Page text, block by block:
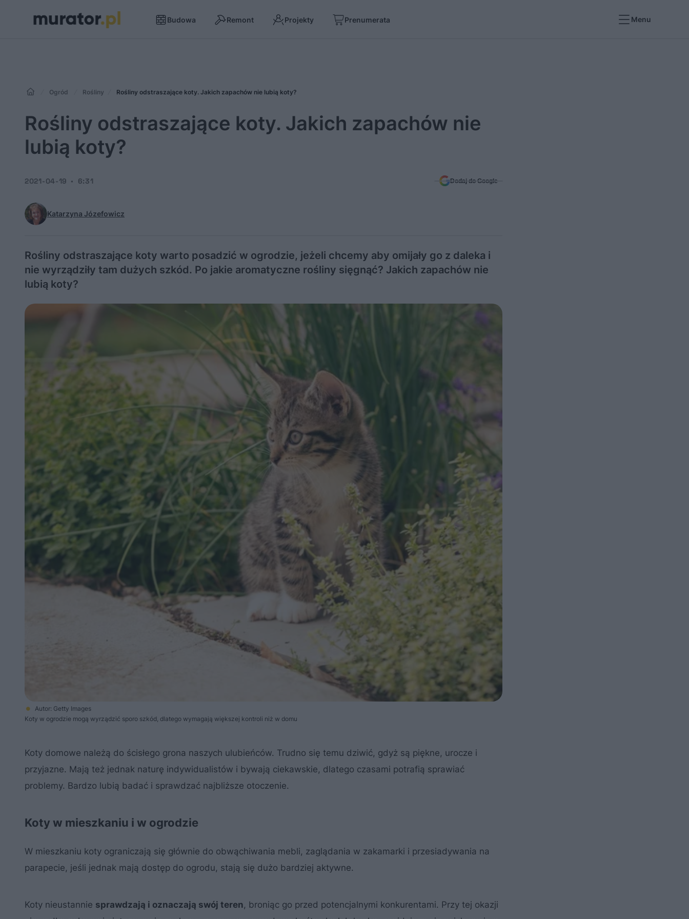
Budowa Remont Projekty Prenumerata Menu
Ogród Rośliny Rośliny odstraszające koty. Jakich zapachów nie lubią koty?
Rośliny odstraszające koty. Jakich zapachów nie
lubią koty?
Katarzyna Józefowicz
2021-04-19 6:31 Dodaj do Google
Rośliny odstraszające koty warto posadzić w ogrodzie, jeżeli chcemy aby omijały go z daleka i
nie wyrządziły tam dużych szkód. Po jakie aromatyczne rośliny sięgnąć? Jakich zapachów nie
lubią koty?
Autor: Getty Images
Koty w ogrodzie mogą wyrządzić sporo szkód, dlatego wymagają większej kontroli niż w domu
Koty domowe należą do ścisłego grona naszych ulubieńców. Trudno się temu dziwić, gdyż są piękne, urocze i
przyjazne. Mają też jednak naturę indywidualistów i bywają ciekawskie, dlatego czasami potrafią sprawiać
problemy. Bardzo lubią badać i sprawdzać najbliższe otoczenie.
Koty w mieszkaniu i w ogrodzie
W mieszkaniu koty ograniczają się głównie do obwąchiwania mebli, zaglądania w zakamarki i przesiadywania na
parapecie, jeśli jednak mają dostęp do ogrodu, stają się dużo bardziej aktywne.
Koty nieustannie sprawdzają i oznaczają swój teren, broniąc go przed potencjalnymi konkurentami. Przy tej okazji